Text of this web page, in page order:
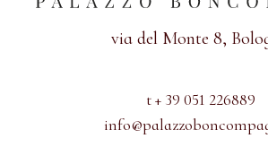
via del Monte 8,
t + 39 051 226889